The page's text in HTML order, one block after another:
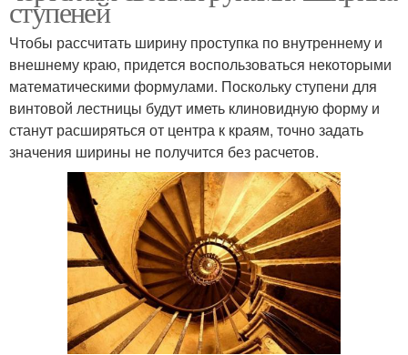
ступеней
Чтобы рассчитать ширину проступка по внутреннему и
внешнему краю, придется воспользоваться некоторыми
математическими формулами. Поскольку ступени для
винтовой лестницы будут иметь клиновидную форму и
станут расширяться от центра к краям, точно задать
значения ширины не получится без расчетов.